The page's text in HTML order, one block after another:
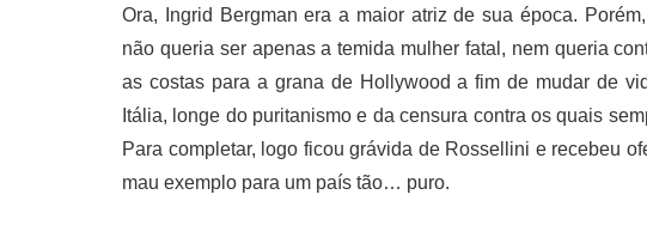
Ora, Ingrid Bergman era a maior atriz de sua época.
não queria ser apenas a temida mulher fatal, nem queria
as costas para a grana de Hollywood a fim de mudar de
Itália, longe do puritanismo e da censura contra os quais
Para completar, logo ficou grávida de Rossellini e recebeu
mau exemplo para um país tão… puro.